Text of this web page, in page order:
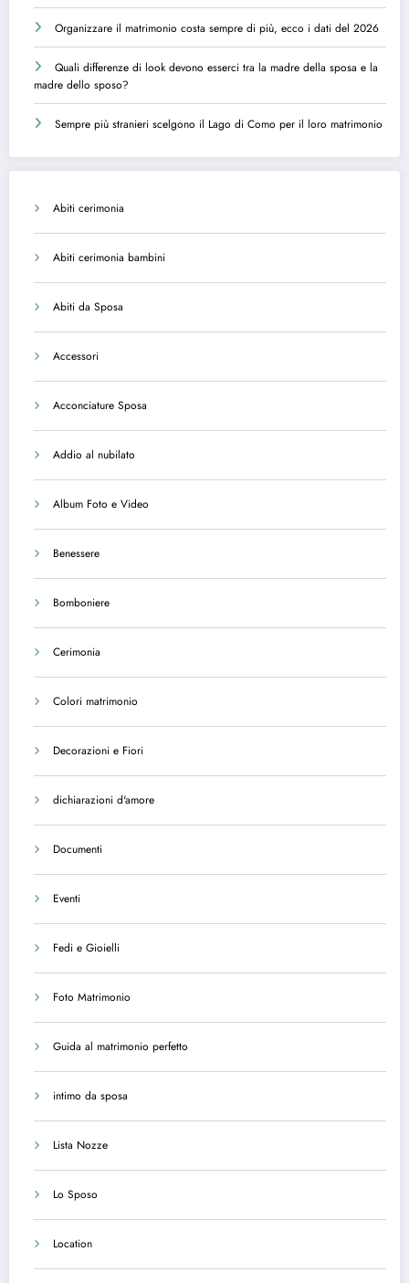
Organizzare il matrimonio costa sempre di più, ecco i dati del 2026
Quali differenze di look devono esserci tra la madre della sposa e la
madre dello sposo?
Sempre più stranieri scelgono il Lago di Como per il loro matrimonio
Abiti cerimonia
Abiti cerimonia bambini
Abiti da Sposa
Accessori
Acconciature Sposa
Addio al nubilato
Album Foto e Video
Benessere
Bomboniere
Cerimonia
Colori matrimonio
Decorazioni e Fiori
dichiarazioni d'amore
Documenti
Eventi
Fedi e Gioielli
Foto Matrimonio
Guida al matrimonio perfetto
intimo da sposa
Lista Nozze
Lo Sposo
Location